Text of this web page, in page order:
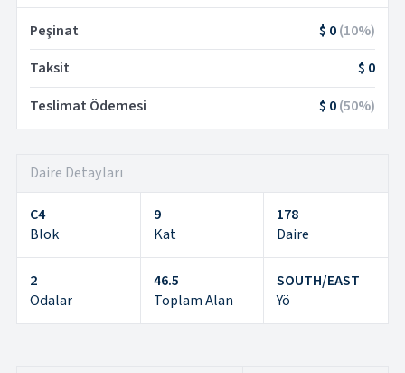
Peşinat $ 0(10%)
Taksit
$ 0
Teslimat Ödemesi
$ 0(50%)
Daire Detayları
C4
Blok
9
Kat
178
Daire
2
Odalar
46.5
Toplam Alan
SOUTH/EAST
Yö